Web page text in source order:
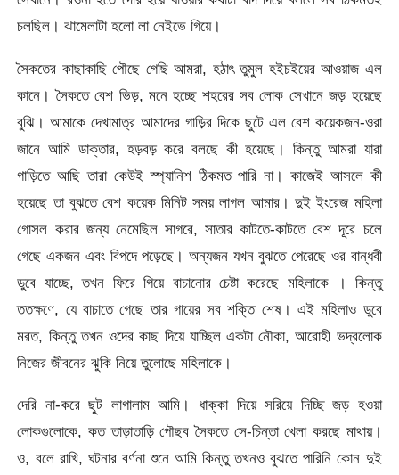
চলছিল। ঝামেলাটা হলো লা নেইভে গিয়ে।
সৈকতের কাছাকাছি পৌছে গেছি আমরা, হঠাৎ তুমুল হইচইয়ের আওয়াজ এল
কানে। সৈকতে বেশ ভিড়, মনে হচ্ছে শহরের সব লোক সেখানে জড় হয়েছে
বুঝি। আমাকে দেখামাত্র আমাদের গাড়ির দিকে ছুটে এল বেশ কয়েকজন-ওরা
জানে আমি ডাক্তার, হড়বড় করে বলছে কী হয়েছে। কিন্তু আমরা যারা
গাড়িতে আছি তারা কেউই স্প্যানিশ ঠিকমত পারি না। কাজেই আসলে কী
হয়েছে তা বুঝতে বেশ কয়েক মিনিট সময় লাগল আমার। দুই ইংরেজ মহিলা
গোসল করার জন্য নেমেছিল সাগরে, সাতার কাটতে-কাটতে বেশ দূরে চলে
গেছে একজন এবং বিপদে পড়েছে। অন্যজন যখন বুঝতে পেরেছে ওর বান্ধবী
ডুবে যাচ্ছে, তখন ফিরে গিয়ে বাচানোর চেষ্টা করেছে মহিলাকে । কিন্তু
ততক্ষণে, যে বাচাতে গেছে তার গায়ের সব শক্তি শেষ। এই মহিলাও ডুবে
মরত, কিন্তু তখন ওদের কাছ দিয়ে যাচ্ছিল একটা নৌকা, আরোহী ভদ্রলোক
নিজের জীবনের ঝুকি নিয়ে তুলোছে মহিলাকে।
দেরি না-করে ছুট লাগালাম আমি। ধাক্কা দিয়ে সরিয়ে দিচ্ছি জড় হওয়া
লোকগুলোকে, কত তাড়াতাড়ি পৌছব সৈকতে সে-চিন্তা খেলা করছে মাথায়।
ও, বলে রাখি, ঘটনার বর্ণনা শুনে আমি কিন্তু তখনও বুঝতে পারিনি কোন দুই